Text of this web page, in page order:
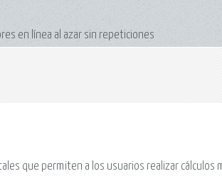
en línea al azar sin repeticiones
que permiten a los usuarios realizar cálculos